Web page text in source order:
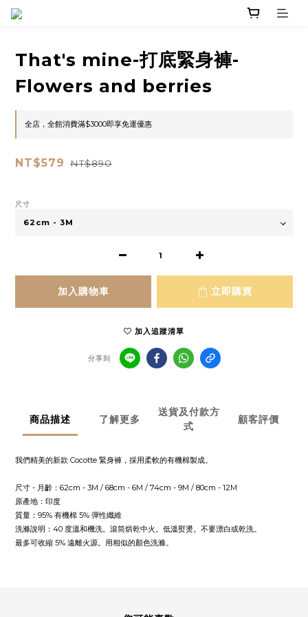
That's mine-打底緊身褲-
Flowers and berries
全店，全館消費滿$3000即享免運優惠
NT$579 NT$890
尺寸
加入購物車 立即購買
加入追蹤清單
分享到
商品描述 了解更多
送貨及付款方
式
顧客評價
我們精美的新款 Cocotte 緊身褲，採用柔軟的有機棉製成。
尺寸 - 月齡：62cm - 3M / 68cm - 6M / 74cm - 9M / 80cm - 12M
原產地：印度
質量：95% 有機棉 5% 彈性纖維
洗滌說明：40 度溫和機洗。滾筒烘乾中火。低溫熨燙。不要漂白或乾洗。
最多可收縮 5% 遠離火源。用相似的顏色洗滌。